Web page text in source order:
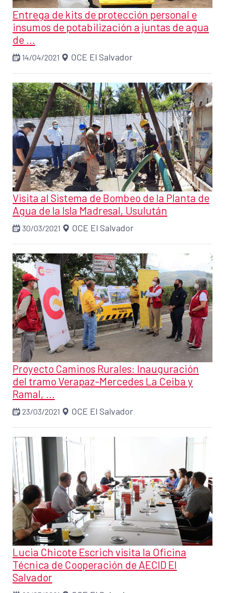
Entrega de kits de protección personal e
insumos de potabilización a juntas de agua
de ...
14/04/2021 OCE El Salvador
Visita al Sistema de Bombeo de la Planta de
Agua de la Isla Madresal, Usulután
30/03/2021 OCE El Salvador
Proyecto Caminos Rurales: Inauguración
del tramo Verapaz-Mercedes La Ceiba y
Ramal, ...
23/03/2021 OCE El Salvador
Lucia Chicote Escrich visita la Oficina
Técnica de Cooperación de AECID El
Salvador